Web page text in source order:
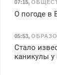
07:15,
О погоде в
05:53,
Стало
каникулы